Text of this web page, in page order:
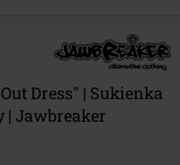
Dress" | Sukienka
| Jawbreaker